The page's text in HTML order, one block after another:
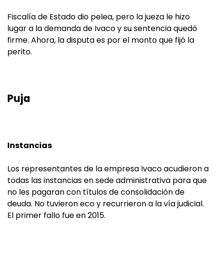
Fiscalía de Estado dio pelea, pero la jueza le hizo
lugar a la demanda de Ivaco y su sentencia quedó
firme. Ahora, la disputa es por el monto que fijó la
perito.
Puja
Instancias
Los representantes de la empresa Ivaco acudieron a
todas las instancias en sede administrativa para que
no les pagaran con títulos de consolidación de
deuda. No tuvieron eco y recurrieron a la vía judicial.
El primer fallo fue en 2015.